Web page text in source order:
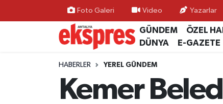
Foto Galeri Video Yazarlar
GÜNDEM ÖZEL
DÜNYA
E-GAZETE
HABERLER YEREL GÜNDEM
Kemer
ÖZEL HABER
GÜNDEM
YEREL GÜNDEM
Nöbetçi Eczaneler
Hava Durumu
Trafik Durumu